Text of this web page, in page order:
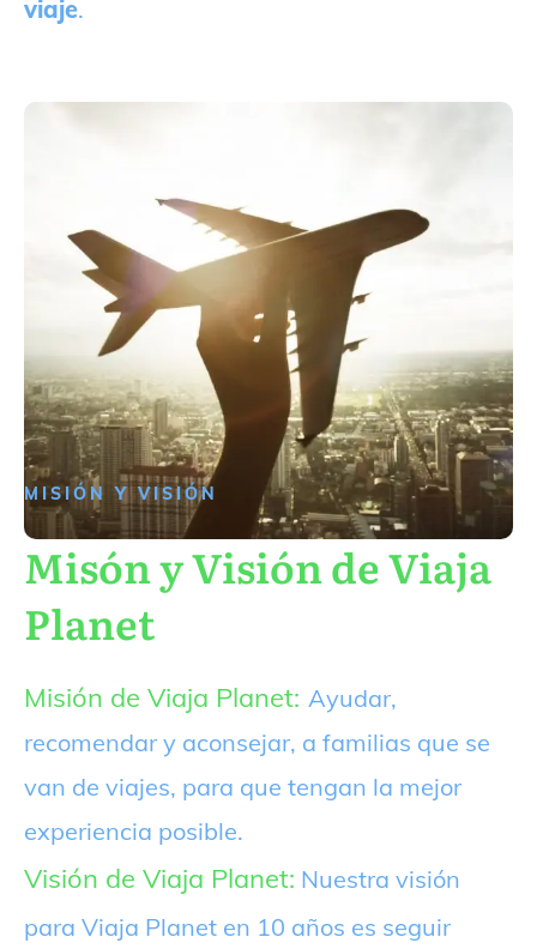
viaje.
MISIÓN Y VISIÓN
Misón y Visión de Viaja
Planet
Misión de Viaja Planet: Ayudar,
recomendar y aconsejar, a familias que se
van de viajes, para que tengan la mejor
experiencia posible.
Visión de Viaja Planet: Nuestra visión
para Viaja Planet en 10 años es seguir